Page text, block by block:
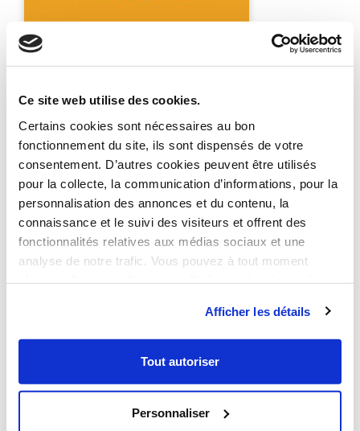
Ce site web utilise des cookies.
Certains cookies sont nécessaires au bon
fonctionnement du site, ils sont dispensés de votre
consentement. D’autres cookies peuvent être utilisés
pour la collecte, la communication d’informations, pour la
personnalisation des annonces et du contenu, la
connaissance et le suivi des visiteurs et offrent des
fonctionnalités relatives aux médias sociaux et une
analyse de notre trafic. Vous pouvez à tout moment
Afficher les détails
Tout autoriser
Personnaliser
Notre agence
Nos métiers
Nos réalisations
Notre communauté
Zoom sur la partie 2 du mois d’octobre créatif de nos
motion designers
Sébastien ...
MOTIONTOBER · INKTOBER